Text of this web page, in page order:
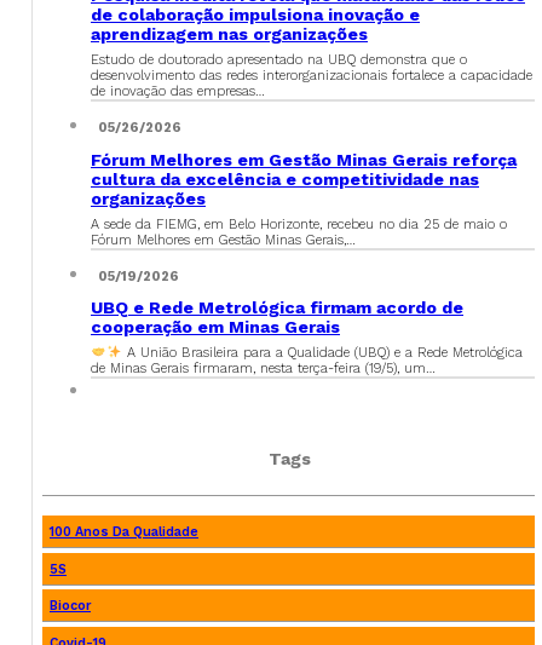
de colaboração impulsiona inovação e
aprendizagem nas organizações
Estudo de doutorado apresentado na UBQ demonstra que o
desenvolvimento das redes interorganizacionais fortalece a capacidade
de inovação das empresas…
05/26/2026
Fórum Melhores em Gestão Minas Gerais reforça
cultura da excelência e competitividade nas
organizações
A sede da FIEMG, em Belo Horizonte, recebeu no dia 25 de maio o
Fórum Melhores em Gestão Minas Gerais,…
05/19/2026
UBQ e Rede Metrológica firmam acordo de
cooperação em Minas Gerais
A União Brasileira para a Qualidade (UBQ) e a Rede Metrológica
de Minas Gerais firmaram, nesta terça-feira (19/5), um…
Tags
100 Anos Da Qualidade
5S
Biocor